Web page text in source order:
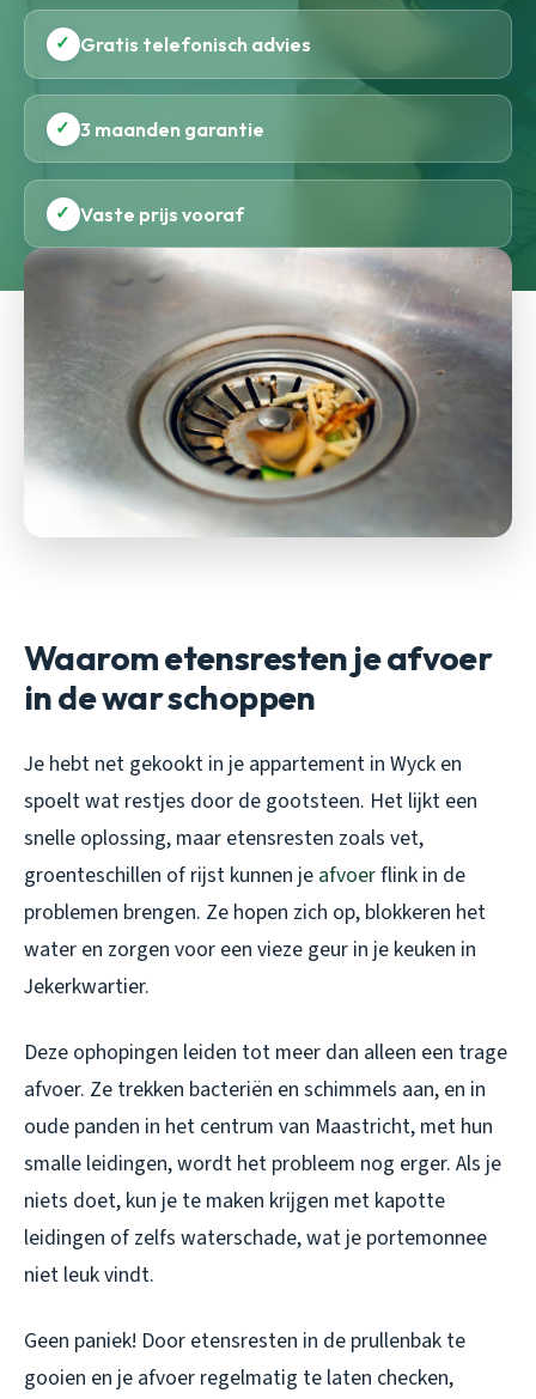
✓ Gratis telefonisch advies
✓ 3 maanden garantie
✓ Vaste prijs vooraf
Waarom etensresten je afvoer
in de war schoppen
Je hebt net gekookt in je appartement in Wyck en
spoelt wat restjes door de gootsteen. Het lijkt een
snelle oplossing, maar etensresten zoals vet,
groenteschillen of rijst kunnen je afvoerflink in de
problemen brengen. Ze hopen zich op, blokkeren het
water en zorgen voor een vieze geur in je keuken in
Jekerkwartier.
Deze ophopingen leiden tot meer dan alleen een trage
afvoer. Ze trekken bacteriën en schimmels aan, en in
oude panden in het centrum van Maastricht, met hun
smalle leidingen, wordt het probleem nog erger. Als je
niets doet, kun je te maken krijgen met kapotte
leidingen of zelfs waterschade, wat je portemonnee
niet leuk vindt.
Geen paniek! Door etensresten in de prullenbak te
gooien en je afvoer regelmatig te laten checken,